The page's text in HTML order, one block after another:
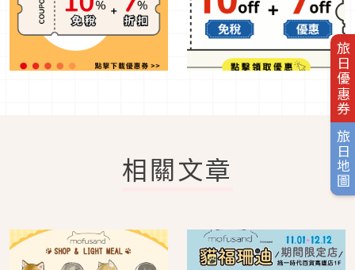
旅日優惠券
旅日地圖
相關文章